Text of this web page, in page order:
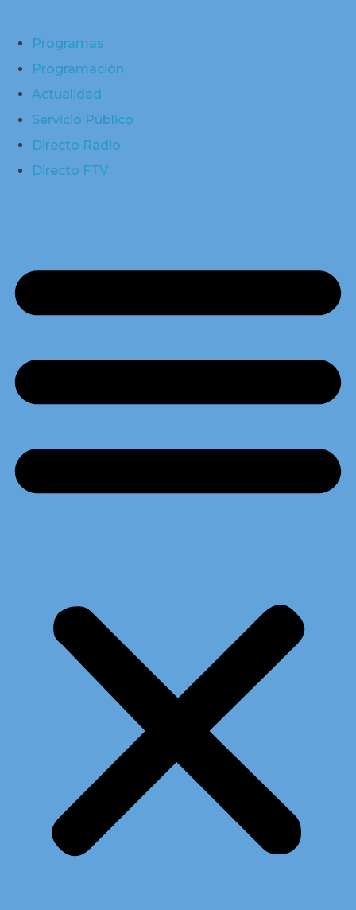
Programas
Programación
Actualidad
Servicio Público
Directo Radio
Directo FTV